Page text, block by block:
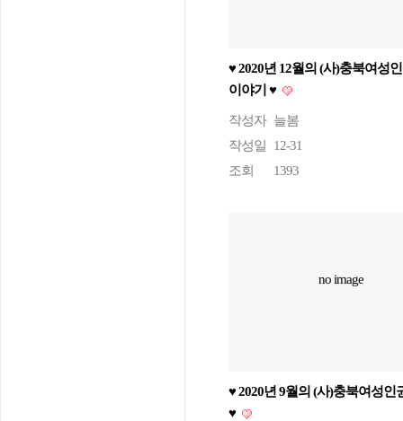
♥ 2020년 12월의 (사)충북여성
이야기 ♥
작성자 늘봄
작성일
12-31
조회
1393
no image
♥ 2020년 9월의 (사)충북여성인
♥